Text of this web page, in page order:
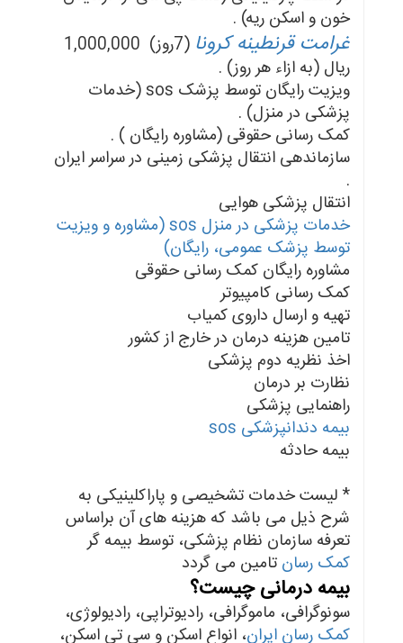
خون و اسکن ریه) .
غرامت قرنطینه کرونا
(7روز) 1,000,000
ریال (به ازاء هر روز) .
ویزیت رایگان توسط پزشک sos (خدمات
پزشکی در منزل) .
کمک رسانی حقوقی (مشاوره رایگان ) .
سازماندهی انتقال پزشکی زمینی در سراسر ایران
.
انتقال پزشکی هوایی
خدمات پزشکی در منزل sos (مشاوره و ویزیت
توسط پزشک عمومی، رایگان)
مشاوره رایگان کمک رسانی حقوقی
کمک رسانی کامپیوتر
تهیه و ارسال داروی کمیاب
تامین هزینه درمان در خارج از کشور
اخذ نظریه دوم پزشکی
نظارت بر درمان
راهنمایی پزشکی
بیمه دندانپزشکی sos
بیمه حادثه
* لیست خدمات تشخیصی و پاراکلینیکی به
شرح ذیل می باشد که هزینه های آن براساس
تعرفه سازمان نظام پزشکی، توسط بیمه گر
کمک رسان تامین می گردد
بیمه درمانی چیست؟
سونوگرافی، ماموگرافی، رادیوتراپی، رادیولوژی،
کمک رسان ایران، انواع اسکن و سی تی اسکن،